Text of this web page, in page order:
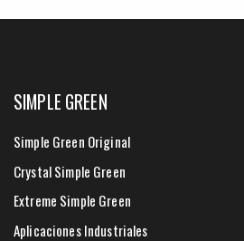
SIMPLE GREEN
Simple Green Original
Crystal Simple Green
Extreme Simple Green
Aplicaciones Industriales